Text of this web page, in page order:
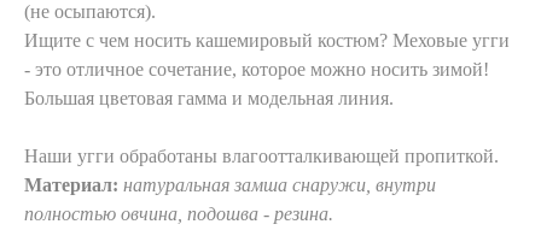
(не осыпаются).
Ищите с чем носить кашемировый костюм? Меховые угги
- это отличное сочетание, которое можно носить зимой!
Большая цветовая гамма и модельная линия.
Наши угги обработаны влагоотталкивающей пропиткой.
Материал: натуральная замша снаружи, внутри
полностью овчина, подошва - резина.